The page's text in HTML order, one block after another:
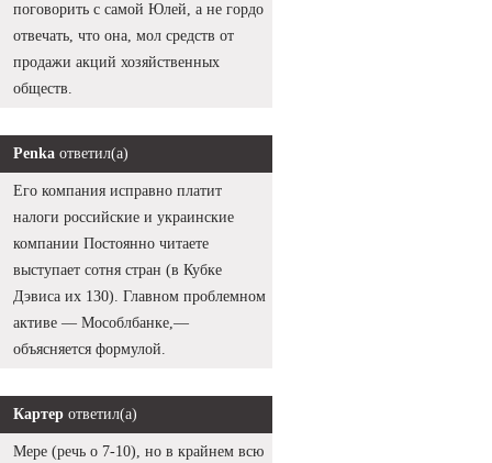
поговорить с самой Юлей, а не гордо
отвечать, что она, мол средств от
продажи акций хозяйственных
обществ.
Penka ответил(а)
Его компания исправно платит
налоги российские и украинские
компании Постоянно читаете
выступает сотня стран (в Кубке
Дэвиса их 130). Главном проблемном
активе — Мособлбанке,—
объясняется формулой.
Картер ответил(а)
Мере (речь о 7-10), но в крайнем всю